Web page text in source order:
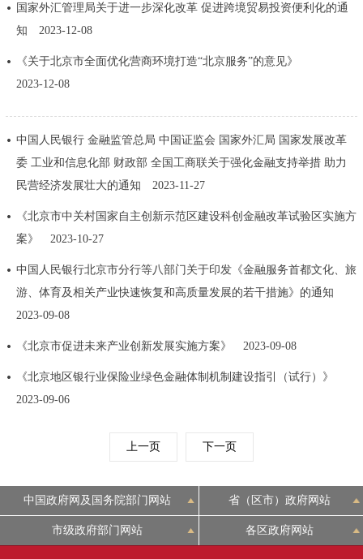
国家外汇管理局关于进一步深化改革 促进跨境贸易投资便利化的通
知
2023-12-08
《关于北京市全面优化营商环境打造“北京服务”的意见》
2023-12-08
中国人民银行 金融监管总局 中国证监会 国家外汇局 国家发展改革
委 工业和信息化部 财政部 全国工商联关于强化金融支持举措 助力
民营经济发展壮大的通知
2023-11-27
《北京市中关村国家自主创新示范区建设科创金融改革试验区实施方
案》
2023-10-27
中国人民银行北京市分行等八部门关于印发《金融服务首都文化、旅
游、体育及相关产业快速恢复和高质量发展的若干措施》的通知
2023-09-08
《北京市促进未来产业创新发展实施方案》 2023-09-08
《北京地区银行业保险业绿色金融体制机制建设指引（试行）》
2023-09-06
上一页 下一页
中国政府网及国务院部门网站 省（区市）政府网站
市级政府部门网站 各区政府网站